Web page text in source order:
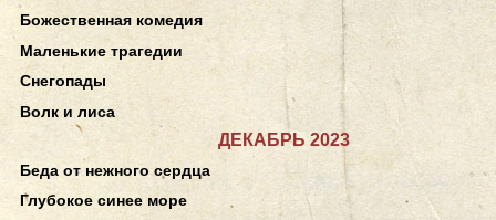
Божественная комедия
Маленькие трагедии
Снегопады
Волк и лиса
ДЕКАБРЬ 2023
Беда от нежного сердца
Глубокое синее море